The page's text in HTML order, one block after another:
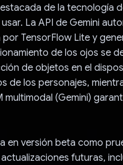
de la tecnología
La API de Gemini
TensorFlow Lite y
de los ojos se
de objetos en el
de los personajes,
(Gemini)
en versión beta como
futuras,